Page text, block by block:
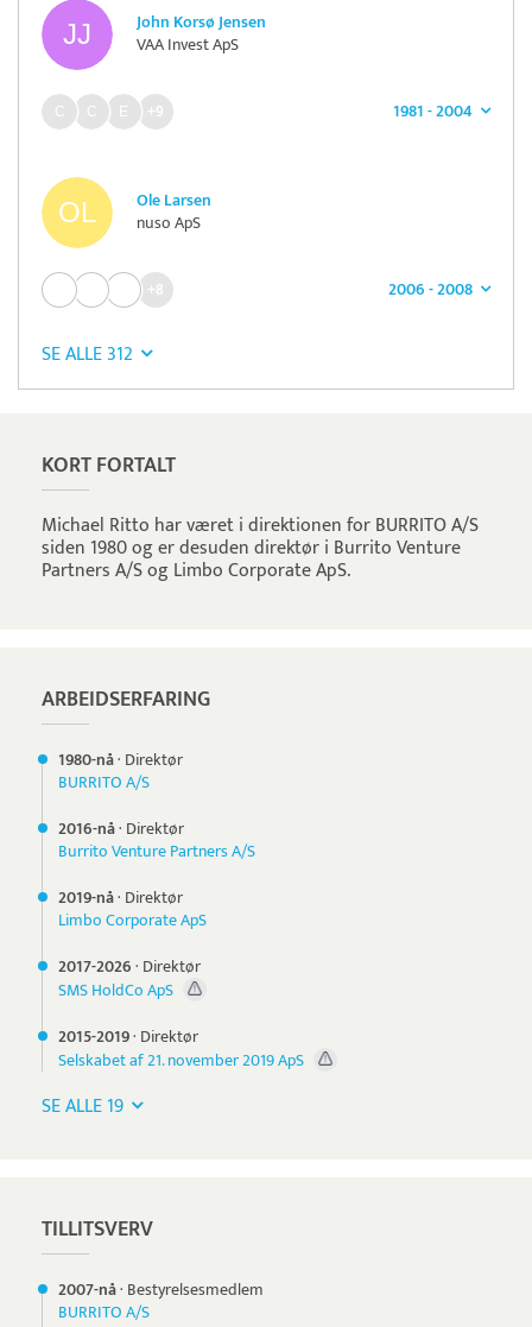
John Korsø Jensen
VAA Invest ApS
1981 - 2004
+9
Ole Larsen
nuso ApS
2006 - 2008
+8
SE ALLE 312
KORT FORTALT
Michael Ritto har været i direktionen for BURRITO A/S
siden 1980 og er desuden direktør i Burrito Venture
Partners A/S og Limbo Corporate ApS.
ARBEIDSERFARING
1980-nå· Direktør
BURRITO A/S
2016-nå· Direktør
Burrito Venture Partners A/S
2019-nå· Direktør
Limbo Corporate ApS
2017-2026· Direktør
SMS HoldCo ApS
2015-2019· Direktør
Selskabet af 21. november 2019 ApS
SE ALLE 19
TILLITSVERV
2007-nå· Bestyrelsesmedlem
BURRITO A/S